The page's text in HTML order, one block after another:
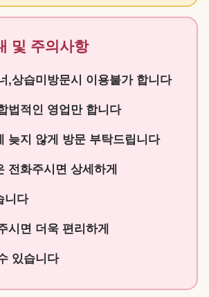
및 주의사항
,상습미방문시 이용불가 합니다
법적인 영업만 합니다
늦지 않게 방문 부탁드립니다
전화주시면 상세하게
니다
시면 더욱 편리하게
있습니다